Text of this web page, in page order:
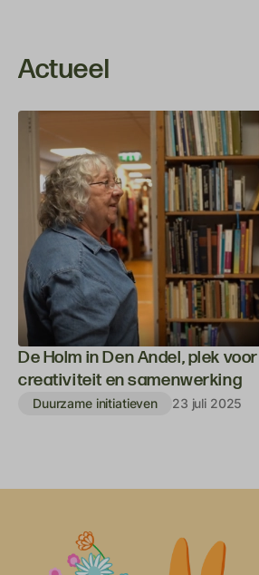
Actueel
De Holm in Den Andel, plek voor
creativiteit en samenwerking
Duurzame initiatieven 23 juli 2025